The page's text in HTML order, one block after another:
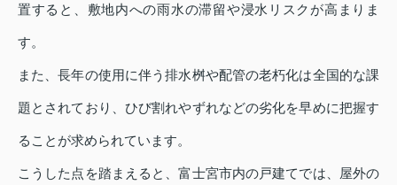
置すると、敷地内への雨水の滞留や浸水リスクが高まりま
す。
また、長年の使用に伴う排水桝や配管の老朽化は全国的な課
題とされており、ひび割れやずれなどの劣化を早めに把握す
ることが求められています。
こうした点を踏まえると、富士宮市内の戸建てでは、屋外の